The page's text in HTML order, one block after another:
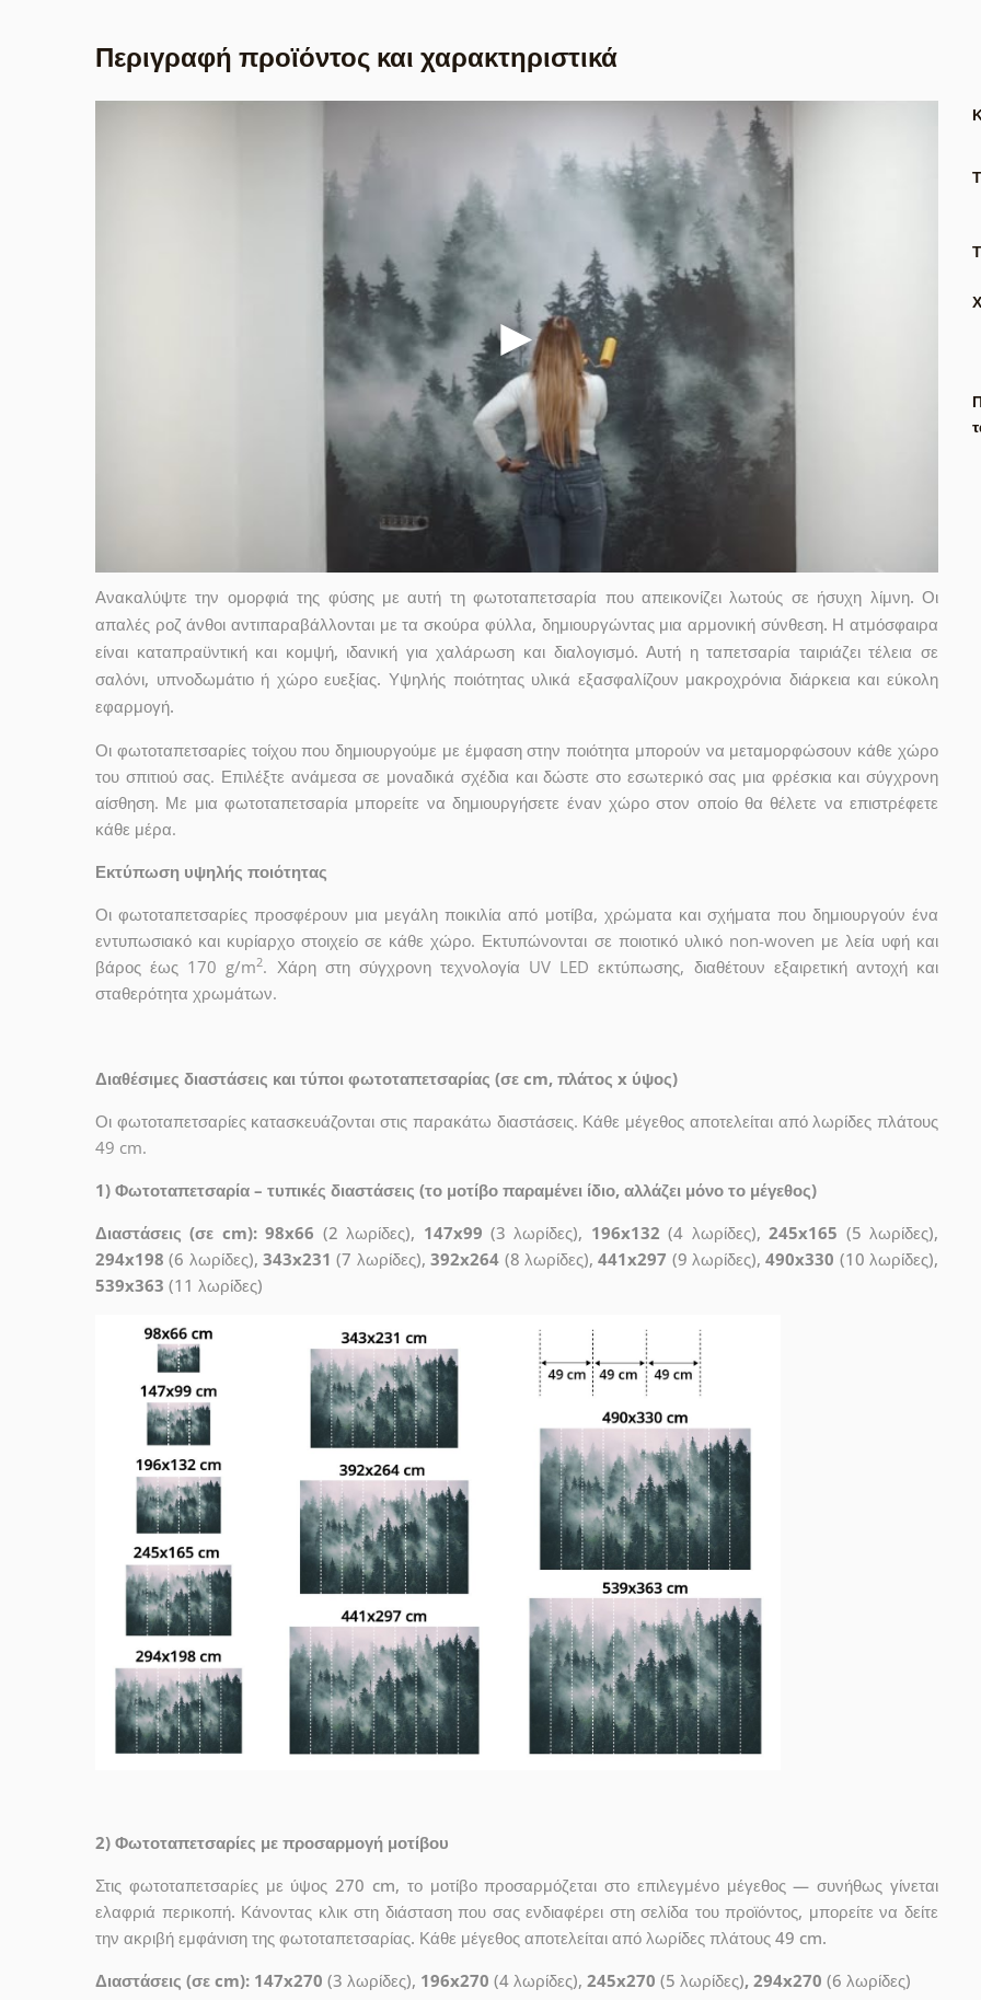
Περιγραφή προϊόντος και χαρακτηριστικά
Ανακαλύψτε την ομορφιά της φύσης με αυτή τη φωτοταπετσαρία που απεικονίζει λωτούς σε ήσυχη λίμνη. Οι
απαλές ροζ άνθοι αντιπαραβάλλονται με τα σκούρα φύλλα, δημιουργώντας μια αρμονική σύνθεση. Η ατμόσφαιρα
είναι καταπραϋντική και κομψή, ιδανική για χαλάρωση και διαλογισμό. Αυτή η ταπετσαρία ταιριάζει τέλεια σε
σαλόνι, υπνοδωμάτιο ή χώρο ευεξίας. Υψηλής ποιότητας υλικά εξασφαλίζουν μακροχρόνια διάρκεια και εύκολη
εφαρμογή.
Οι φωτοταπετσαρίες τοίχου που δημιουργούμε με έμφαση στην ποιότητα μπορούν να μεταμορφώσουν κάθε χώρο
του σπιτιού σας. Επιλέξτε ανάμεσα σε μοναδικά σχέδια και δώστε στο εσωτερικό σας μια φρέσκια και σύγχρονη
αίσθηση. Με μια φωτοταπετσαρία μπορείτε να δημιουργήσετε έναν χώρο στον οποίο θα θέλετε να επιστρέφετε
κάθε μέρα.
Εκτύπωση υψηλής ποιότητας
Οι φωτοταπετσαρίες προσφέρουν μια μεγάλη ποικιλία από μοτίβα, χρώματα και σχήματα που δημιουργούν ένα
εντυπωσιακό και κυρίαρχο στοιχείο σε κάθε χώρο. Εκτυπώνονται σε ποιοτικό υλικό non-woven με λεία υφή και
βάρος έως 170 g/m2. Χάρη στη σύγχρονη τεχνολογία UV LED εκτύπωσης, διαθέτουν εξαιρετική αντοχή και
σταθερότητα χρωμάτων.
Διαθέσιμες διαστάσεις και τύποι φωτοταπετσαρίας (σε cm, πλάτος x ύψος)
Οι φωτοταπετσαρίες κατασκευάζονται στις παρακάτω διαστάσεις. Κάθε μέγεθος αποτελείται από λωρίδες πλάτους
49 cm.
1) Φωτοταπετσαρία – τυπικές διαστάσεις (το μοτίβο παραμένει ίδιο, αλλάζει μόνο το μέγεθος)
Διαστάσεις (σε cm): 98x66 (2 λωρίδες), 147x99 (3 λωρίδες), 196x132 (4 λωρίδες),245x165 (5 λωρίδες),
294x198 (6 λωρίδες),343x231 (7 λωρίδες),392x264 (8 λωρίδες),441x297 (9 λωρίδες),490x330 (10 λωρίδες),
539x363 (11 λωρίδες)
2) Φωτοταπετσαρίες με προσαρμογή μοτίβου
Στις φωτοταπετσαρίες με ύψος 270 cm, το μοτίβο προσαρμόζεται στο επιλεγμένο μέγεθος — συνήθως γίνεται
ελαφριά περικοπή. Κάνοντας κλικ στη διάσταση που σας ενδιαφέρει στη σελίδα του προϊόντος, μπορείτε να δείτε
την ακριβή εμφάνιση της φωτοταπετσαρίας. Κάθε μέγεθος αποτελείται από λωρίδες πλάτους 49 cm.
Διαστάσεις (σε cm): 147x270 (3 λωρίδες), 196x270 (4 λωρίδες), 245x270 (5 λωρίδες), 294x270 (6 λωρίδες)